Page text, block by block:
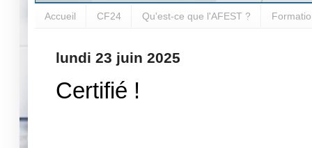
Accueil CF24 Qu'est-ce que l'AFEST ?
lundi 23 juin 2025
Certifié !